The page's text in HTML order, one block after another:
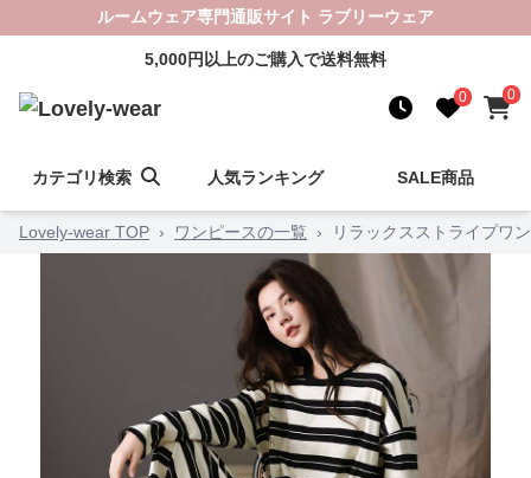
ルームウェア専門通販サイト ラブリーウェア
5,000円以上のご購入で送料無料
0 0
カテゴリ検索 人気ランキング SALE商品
Lovely-wear TOP › ワンピースの一覧 › リラックスストライプワ